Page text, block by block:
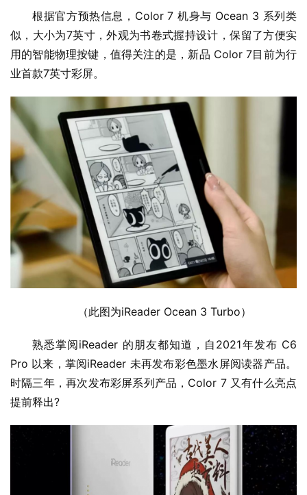
根据官方预热信息，Color 7 机身与 Ocean 3 系列类
似，大小为7英寸，外观为书卷式握持设计，保留了方便实
用的智能物理按键，值得关注的是，新品 Color 7目前为行
业首款7英寸彩屏。
（此图为iReader Ocean 3 Turbo）
熟悉掌阅iReader 的朋友都知道，自2021年发布 C6
Pro 以来，掌阅iReader 未再发布彩色墨水屏阅读器产品。
时隔三年，再次发布彩屏系列产品，Color 7 又有什么亮点
提前释出?